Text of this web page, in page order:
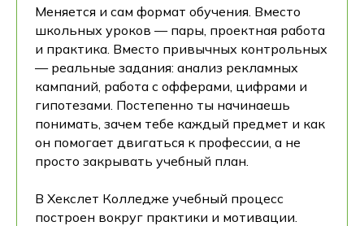
Меняется и сам формат обучения. Вместо
школьных уроков — пары, проектная работа
и практика. Вместо привычных контрольных
— реальные задания: анализ рекламных
кампаний, работа с офферами, цифрами и
гипотезами. Постепенно ты начинаешь
понимать, зачем тебе каждый предмет и как
он помогает двигаться к профессии, а не
просто закрывать учебный план.
В Хекслет Колледже учебный процесс
построен вокруг практики и мотивации.